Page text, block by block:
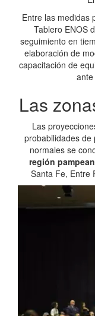
Entre las medidas
Tablero ENOS
seguimiento en
elaboración de
capacitación de
Las
Las
probabilidades de
normales se
región
Santa Fe, Entre